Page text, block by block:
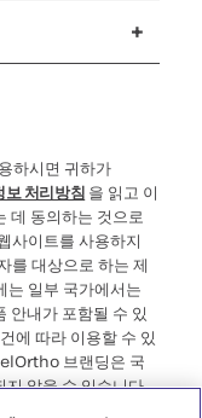
하시면 귀하가
보 처리방침 을 읽고 이
데 동의하는 것으로
사이트를 사용하지
를 대상으로 하는 제
는 일부 국가에서는
안내가 포함될 수 있
에 따라 이용할 수 있
브랜딩은 국
지 않을 수 있습니다.